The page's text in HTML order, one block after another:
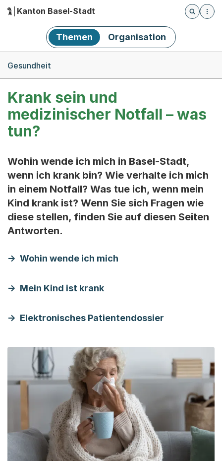
Hauptnavigation
Kanton Basel-Stadt
Öffnet
Themen Organisation
Gesundheit
Krank sein und
medizinischer Notfall – was
tun?
Wohin wende ich mich in Basel-Stadt,
wenn ich krank bin? Wie verhalte ich mich
in einem Notfall? Was tue ich, wenn mein
Kind krank ist? Wenn Sie sich Fragen wie
diese stellen, finden Sie auf diesen Seiten
Antworten.
Wohin wende ich mich
Mein Kind ist krank
Elektronisches Patientendossier